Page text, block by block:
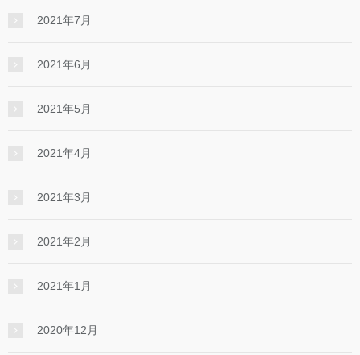
2021年7月
2021年6月
2021年5月
2021年4月
2021年3月
2021年2月
2021年1月
2020年12月